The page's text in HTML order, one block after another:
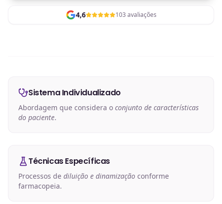
4,6 103 avaliações
Sistema Individualizado
Abordagem que considera o conjunto de características
do paciente.
Técnicas Específicas
Processos de diluição e dinamização conforme
farmacopeia.